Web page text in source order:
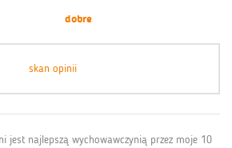
dobre
skan opinii
jest najlepszą wychowawczynią przez moje 10